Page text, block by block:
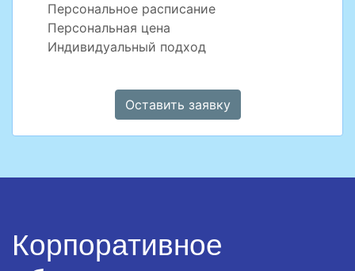
Персональное расписание
Персональная цена
Индивидуальный подход
Оставить заявку
Корпоративное